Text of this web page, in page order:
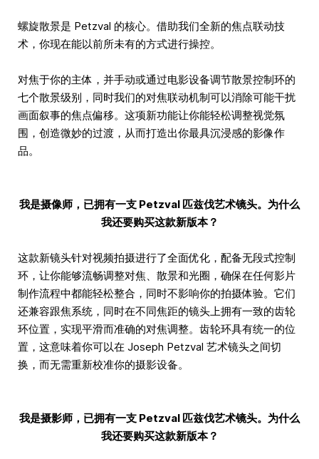
螺旋散景是 Petzval 的核心。借助我们全新的焦点联动技
术，你现在能以前所未有的方式进行操控。
对焦于你的主体，并手动或通过电影设备调节散景控制环的
七个散景级别，同时我们的对焦联动机制可以消除可能干扰
画面叙事的焦点偏移。这项新功能让你能轻松调整视觉氛
围，创造微妙的过渡，从而打造出你最具沉浸感的影像作
品。
我是摄像师，已拥有一支 Petzval 匹兹伐艺术镜头。为什么
我还要购买这款新版本？
这款新镜头针对视频拍摄进行了全面优化，配备无段式控制
环，让你能够流畅调整对焦、散景和光圈，确保在任何影片
制作流程中都能轻松整合，同时不影响你的拍摄体验。它们
还兼容跟焦系统，同时在不同焦距的镜头上拥有一致的齿轮
环位置，实现平滑而准确的对焦调整。齿轮环具有统一的位
置，这意味着你可以在 Joseph Petzval 艺术镜头之间切
换，而无需重新校准你的摄影设备。
我是摄影师，已拥有一支 Petzval 匹兹伐艺术镜头。为什么
我还要购买这款新版本？